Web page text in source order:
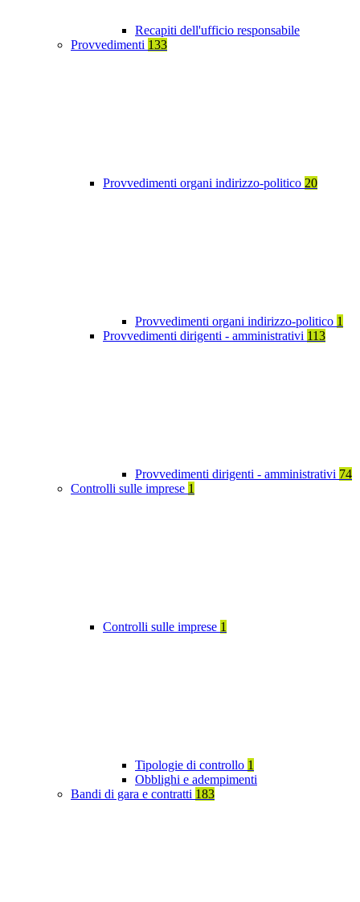
Recapiti dell'ufficio responsabile
Provvedimenti 133
Provvedimenti organi indirizzo-politico 20
Provvedimenti organi indirizzo-politico 1
Provvedimenti dirigenti - amministrativi 113
Provvedimenti dirigenti - amministrativi 74
Controlli sulle imprese 1
Controlli sulle imprese 1
Tipologie di controllo 1
Obblighi e adempimenti
Bandi di gara e contratti 183